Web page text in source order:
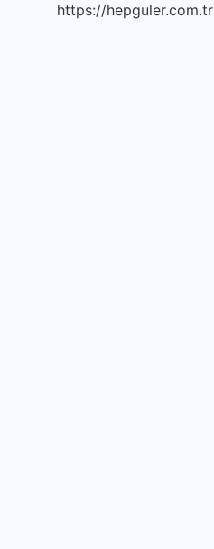
https://hepguler.com.tr